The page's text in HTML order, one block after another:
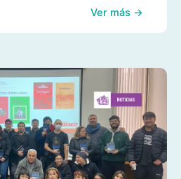
Ver más →